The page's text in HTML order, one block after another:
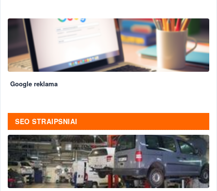
Google reklama
SEO STRAIPSNIAI